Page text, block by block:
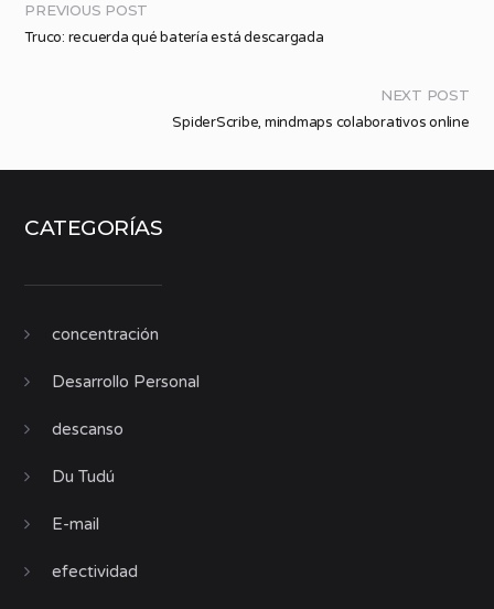
PREVIOUS POST
Truco: recuerda qué batería está descargada
NEXT POST
SpiderScribe, mindmaps colaborativos online
CATEGORÍAS
concentración
Desarrollo Personal
descanso
Du Tudú
E-mail
efectividad